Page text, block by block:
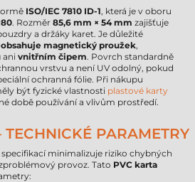
ISO/IEC 7810 ID-1, která je v oboru
. Rozměr 85,6 mm × 54 mm zajišťuje
a držáky karet. Je důležité
magnetický proužek,
ani vnitřním čipem. Povrch standardně
vrstvu a není UV odolný, pokud
ochranná fólie. Při nákupu
být fyzické vlastnosti plastové karty
době používání a vlivům prostředí.
TECHNICKÉ PARAMETRY
minimalizuje riziko chybných
provoz. Tato PVC karta